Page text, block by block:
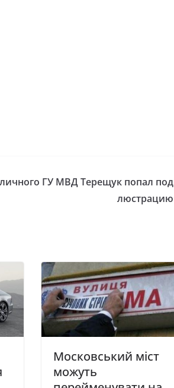
ГУ МВД Терещук попал под
люстрацию
Московський міст
можуть